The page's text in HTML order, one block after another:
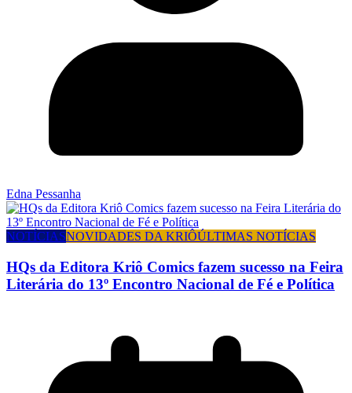
Edna Pessanha
NOTÍCIASNOVIDADES DA KRIÔÚLTIMAS NOTÍCIAS
HQs da Editora Kriô Comics fazem sucesso na Feira
Literária do 13º Encontro Nacional de Fé e Política